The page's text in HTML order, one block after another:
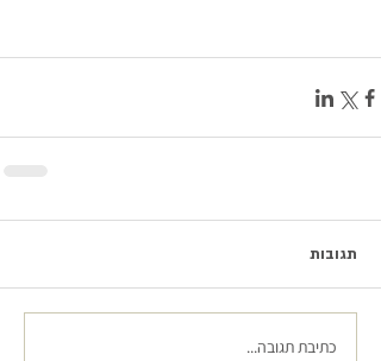
תגובות
כתיבת תגובה...